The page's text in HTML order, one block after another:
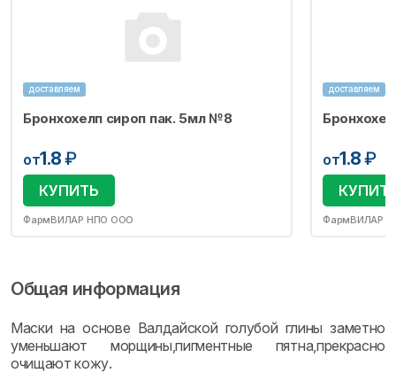
доставляем
Бронхохелп сироп пак. 5мл №8
от1.8₽
КУПИТЬ
ФармВИЛАР НПО ООО
доставляем
от1.8₽
ФармВИЛАР
Общая информация
Маски на основе Валдайской голубой глины заметно
уменьшают морщины,пигментные пятна,прекрасно
очищают кожу.